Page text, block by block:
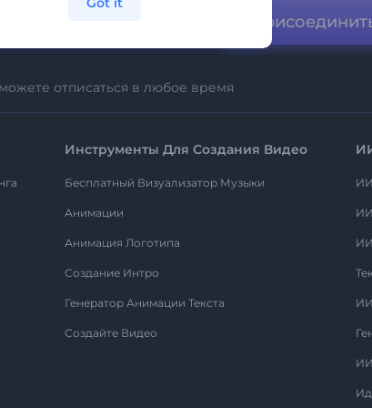
отписаться в любое время
Инструменты Для Создания Видео
Бесплатный Визуализатор Музыки
Анимации
Анимация Логотипа
Создание Интро
Генератор Анимации Текста
Создайте Видео